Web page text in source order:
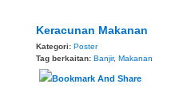
Keracunan Makanan
Kategori: Poster
Tag berkaitan: Banjir, Makanan